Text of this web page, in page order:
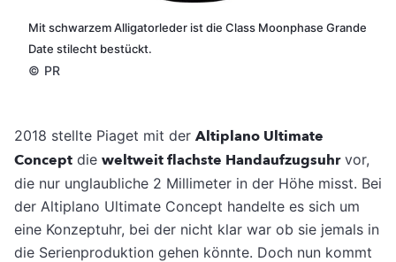
Mit schwarzem Alligatorleder ist die Class Moonphase Grande
Date stilecht bestückt.
© PR
2018 stellte Piaget mit der Altiplano Ultimate
Concept die weltweit flachste Handaufzugsuhrvor,
die nur unglaubliche 2 Millimeter in der Höhe misst. Bei
der Altiplano Ultimate Concept handelte es sich um
eine Konzeptuhr, bei der nicht klar war ob sie jemals in
die Serienproduktion gehen könnte. Doch nun kommt